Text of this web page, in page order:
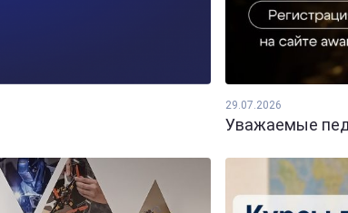
29.07.2026
Уважаемые